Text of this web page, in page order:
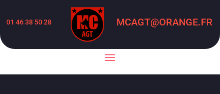
01 46 38 50 28 MCAGT@ORANGE.FR